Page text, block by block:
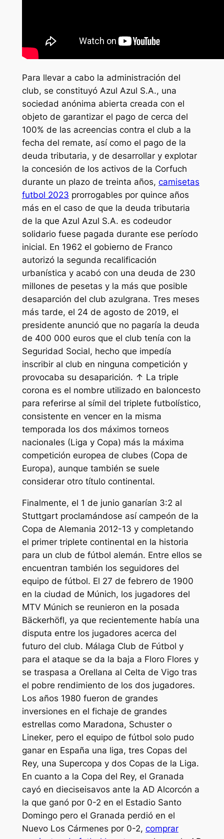
Para llevar a cabo la administración del
club, se constituyó Azul Azul S.A., una
sociedad anónima abierta creada con el
objeto de garantizar el pago de cerca del
100% de las acreencias contra el club a la
fecha del remate, así como el pago de la
deuda tributaria, y de desarrollar y explotar
la concesión de los activos de la Corfuch
durante un plazo de treinta años, camisetas
futbol 2023 prorrogables por quince años
más en el caso de que la deuda tributaria
de la que Azul Azul S.A. es codeudor
solidario fuese pagada durante ese período
inicial. En 1962 el gobierno de Franco
autorizó la segunda recalificación
urbanística y acabó con una deuda de 230
millones de pesetas y la más que posible
desaparción del club azulgrana. Tres meses
más tarde, el 24 de agosto de 2019, el
presidente anunció que no pagaría la deuda
de 400 000 euros que el club tenía con la
Seguridad Social, hecho que impedía
inscribir al club en ninguna competición y
provocaba su desaparición. ↑ La triple
corona es el nombre utilizado en baloncesto
para referirse al símil del triplete futbolístico,
consistente en vencer en la misma
temporada los dos máximos torneos
nacionales (Liga y Copa) más la máxima
competición europea de clubes (Copa de
Europa), aunque también se suele
considerar otro título continental.
Finalmente, el 1 de junio ganarían 3:2 al
Stuttgart proclamándose así campeón de la
Copa de Alemania 2012-13 y completando
el primer triplete continental en la historia
para un club de fútbol alemán. Entre ellos se
encuentran también los seguidores del
equipo de fútbol. El 27 de febrero de 1900
en la ciudad de Múnich, los jugadores del
MTV Múnich se reunieron en la posada
Bäckerhöfl, ya que recientemente había una
disputa entre los jugadores acerca del
futuro del club. Málaga Club de Fútbol y
para el ataque se da la baja a Floro Flores y
se traspasa a Orellana al Celta de Vigo tras
el pobre rendimiento de los dos jugadores.
Los años 1980 fueron de grandes
inversiones en el fichaje de grandes
estrellas como Maradona, Schuster o
Lineker, pero el equipo de fútbol solo pudo
ganar en España una liga, tres Copas del
Rey, una Supercopa y dos Copas de la Liga.
En cuanto a la Copa del Rey, el Granada
cayó en dieciseisavos ante la AD Alcorcón a
la que ganó por 0-2 en el Estadio Santo
Domingo pero el Granada perdió en el
Nuevo Los Cármenes por 0-2, comprar